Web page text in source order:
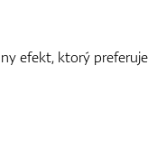
efekt, ktorý